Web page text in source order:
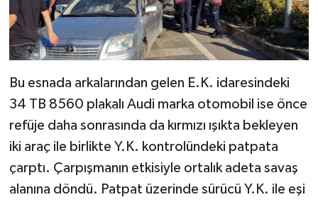
Bu esnada arkalarından gelen E.K. idaresindeki
34 TB 8560 plakalı Audi marka otomobil ise önce
refüje daha sonrasında da kırmızı ışıkta bekleyen
iki araç ile birlikte Y.K. kontrolündeki patpata
çarptı. Çarpışmanın etkisiyle ortalık adeta savaş
alanına döndü. Patpat üzerinde sürücü Y.K. ile eşi